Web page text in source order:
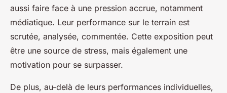
aussi faire face à une pression accrue, notamment
médiatique. Leur performance sur le terrain est
scrutée, analysée, commentée. Cette exposition peut
être une source de stress, mais également une
motivation pour se surpasser.
De plus, au-delà de leurs performances individuelles,